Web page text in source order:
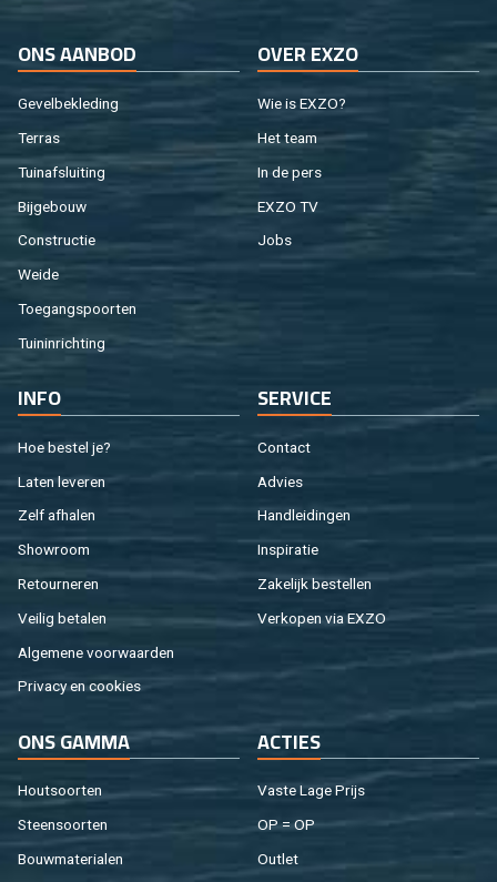
ONS AAN­BOD
Ge­vel­be­kle­ding
Ter­ras
Tuin­af­slui­ting
Bij­ge­bouw
Con­struc­tie
Weide
Toe­gangs­poor­ten
Tuin­in­rich­ting
OVER EXZO
Wie is EXZO?
Het team
In de pers
EXZO TV
Jobs
INFO
Hoe be­stel je?
Laten le­ve­ren
Zelf af­ha­len
Show­room
Re­tour­ne­ren
Vei­lig be­ta­len
Al­ge­me­ne voor­waar­den
Pri­va­cy en coo­kies
SER­VI­CE
Con­tact
Ad­vies
Hand­lei­din­gen
In­spi­ra­tie
Za­ke­lijk be­stel­len
Ver­ko­pen via EXZO
ONS GAMMA
Hout­soor­ten
Steen­soor­ten
Bouw­ma­te­ri­a­len
AC­TIES
Vaste Lage Prijs
OP = OP
Out­let